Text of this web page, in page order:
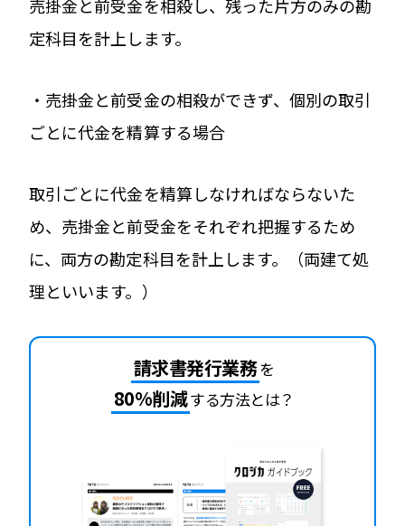
売掛金と前受金を相殺し、残った片方のみの勘
定科目を計上します。
・売掛金と前受金の相殺ができず、個別の取引
ごとに代金を精算する場合
取引ごとに代金を精算しなければならないた
め、売掛金と前受金をそれぞれ把握するため
に、両方の勘定科目を計上します。（両建て処
理といいます。）
請求書発行業務を
80%削減する方法とは？